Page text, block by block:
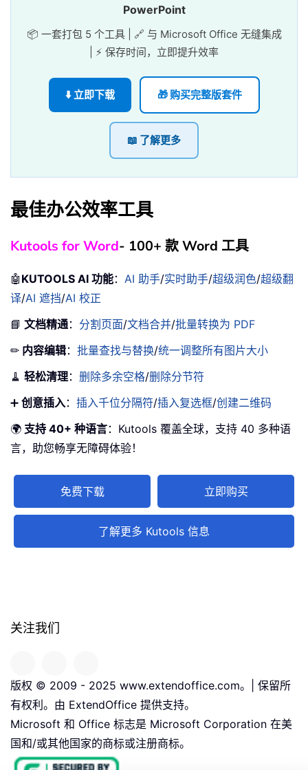
PowerPoint
📦 一套打包 5 个工具 | 🔗 与 Microsoft Office 无缝集成
| ⚡ 保存时间，立即提升效率
⬇️ 立即下载 🎁 购买完整版套件
📖 了解更多
最佳办公效率工具
Kutools for Word- 100+ 款 Word 工具
🤖 KUTOOLS AI 功能： AI 助手/实时助手/超级润色/超级翻
译/AI 遮挡/AI 校正
📘 文档精通： 分割页面/文档合并/批量转换为 PDF
✏ 内容编辑： 批量查找与替换/统一调整所有图片大小
🧹 轻松清理： 删除多余空格/删除分节符
➕ 创意插入： 插入千位分隔符/插入复选框/创建二维码
🌍 支持 40+ 种语言：Kutools 覆盖全球，支持 40 多种语
言，助您畅享无障碍体验！
免费下载 立即购买
了解更多 Kutools 信息
关注我们
版权 © 2009 - 2025 www.extendoffice.com。| 保留所
有权利。由 ExtendOffice 提供支持。
Microsoft 和 Office 标志是 Microsoft Corporation 在美
国和/或其他国家的商标或注册商标。